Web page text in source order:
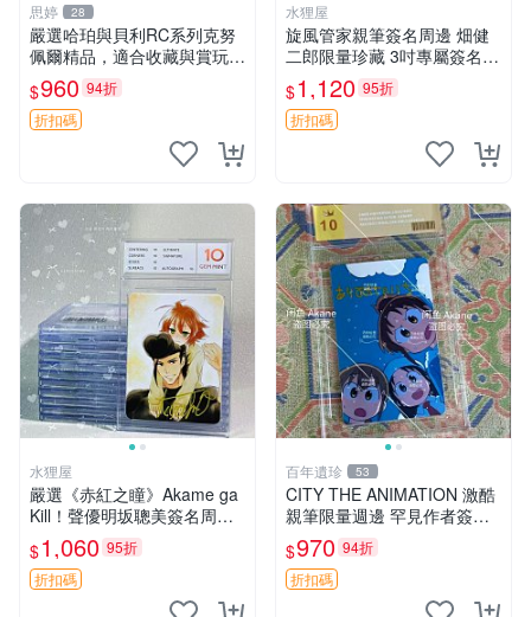
思婷 28
嚴選哈珀與貝利RC系列克努
佩爾精品，適合收藏與賞玩 R
C 玩具 陶瓷
$960 94折
折扣碼
水狸屋
旋風管家親筆簽名周邊 畑健
二郎限量珍藏 3吋專屬簽名照
日本正版中古 正規卡磚附送
旋風管家 畑健二郎 簽名照
$1,120 95折
折扣碼
水狸屋
嚴選《赤紅之瞳》Akame ga
Kill！聲優明坂聰美簽名周
邊，3寸帶原裝卡磚 日版中古
赤紅之瞳 Akame ga Kill 明坂
聰美 簽名
$1,060 95折
折扣碼
百年遺珍 53
CITY THE ANIMATION 激酷
親筆限量週邊 罕見作者簽名
收藏 現代潮流擺飾 9x9cm 專
家推薦 國際珍藏款 周邊 照片
周邊 尺寸 收藏品
$970 94折
折扣碼